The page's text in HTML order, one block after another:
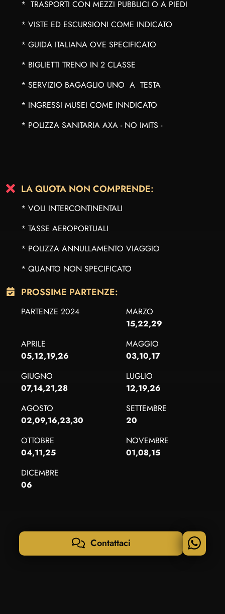
* TRASPORTI CON MEZZI PUBBLICI O A PIEDI
* VISTE ED ESCURSIONI COME INDICATO
* GUIDA ITALIANA OVE SPECIFICATO
* BIGLIETTI TRENO IN 2 CLASSE
* SERVIZIO BAGAGLIO UNO A TESTA
* INGRESSI MUSEI COME INNDICATO
* POLIZZA SANITARIA AXA - NO IMITS -
LA QUOTA NON COMPRENDE:
* VOLI INTERCONTINENTALI
* TASSE AEROPORTUALI
* POLIZZA ANNULLAMENTO VIAGGIO
* QUANTO NON SPECIFICATO
PROSSIME PARTENZE:
PARTENZE 2024
MARZO
15,22,29
APRILE
05,12,19,26
MAGGIO
03,10,17
GIUGNO
07,14,21,28
LUGLIO
12,19,26
AGOSTO
02,09,16,23,30
SETTEMBRE
20
OTTOBRE
04,11,25
NOVEMBRE
01,08,15
DICEMBRE
06
Contattaci